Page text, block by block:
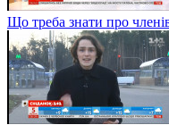
Що треба знати про